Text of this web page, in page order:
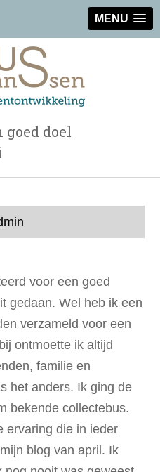
MENU
goed doel
voor een goed
gedaan. Wel heb ik een
verzameld voor een
ontmoette ik altijd
familie en
het anders. Ik ging de
bekende collectebus.
ervaring die in ieder
blog van april. Ik